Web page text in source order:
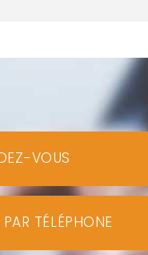
VOUS
TÉLÉPHONE